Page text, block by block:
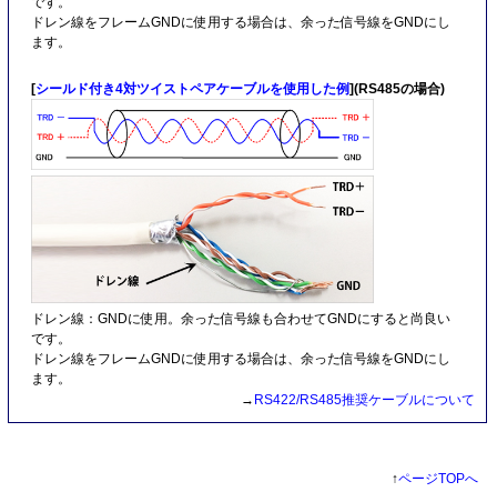
ドレン線をフレームGNDに使用する場合は、余った信号線をGNDにし
ます。
[シールド付き4対ツイストペアケーブルを使用した例](RS485の場合)
ドレン線：GNDに使用。余った信号線も合わせてGNDにすると尚良い
です。
ドレン線をフレームGNDに使用する場合は、余った信号線をGNDにし
ます。
→ RS422/RS485推奨ケーブルについて
↑ページTOPへ